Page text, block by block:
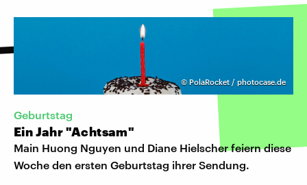
© PolaRocket / photocase.de
Geburtstag
Ein Jahr "Achtsam"
Main Huong Nguyen und Diane Hielscher feiern diese
Woche den ersten Geburtstag ihrer Sendung.